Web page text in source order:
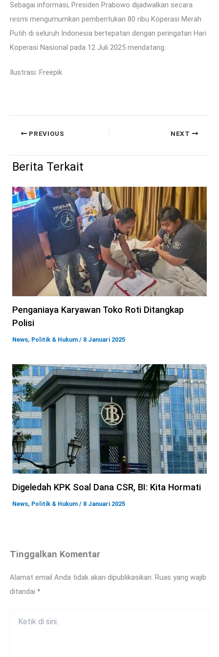
Sebagai informasi, Presiden Prabowo dijadwalkan secara
resmi mengumumkan pembentukan 80 ribu Koperasi Merah
Putih di seluruh Indonesia bertepatan dengan peringatan Hari
Koperasi Nasional pada 12 Juli 2025 mendatang.
Ilustrasi: Freepik
PREVIOUS NEXT
Berita Terkait
Penganiaya Karyawan Toko Roti Ditangkap
Polisi
News, Politik & Hukum / 8 Januari 2025
Digeledah KPK Soal Dana CSR, BI: Kita Hormati
News, Politik & Hukum / 8 Januari 2025
Tinggalkan Komentar
Alamat email Anda tidak akan dipublikasikan. Ruas yang wajib
ditandai *